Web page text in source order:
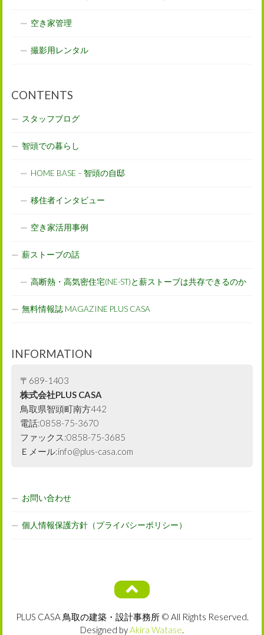
空き家管理
撮影用レンタル
CONTENTS
スタッフブログ
智頭での暮らし
HOME BASE – 智頭の自邸
移住者インタビュー
空き家活用事例
薪ストーブの話
高断熱・高気密住宅(NE-ST)と薪ストーブは共存できるのか
無料情報誌 MAGAZINE PLUS CASA
INFORMATION
〒689-1403
株式会社PLUS CASA
鳥取県智頭町南方442
電話:0858-75-3670
ファックス:0858-75-3685
Ｅメール:info@plus-casa.com
お問い合わせ
個人情報保護方針（プライバシーポリシー）
PLUS CASA 鳥取の建築・設計事務所 © All Rights Reserved.
Designed byAkira Watase.